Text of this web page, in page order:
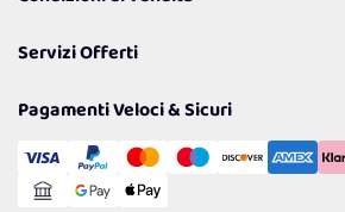
Politiche per la parità di genere
Resi
Spedizioni
Cookie Policy
Gestisci Cookie
Servizi Offerti
Reso Facile e Veloce
Pagamenti Veloci & Sicuri